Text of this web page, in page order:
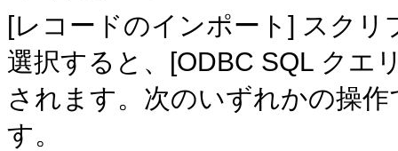
[レコードのインポート] スク
選択すると、[ODBC SQL クエ
されます。次のいずれかの操
す。